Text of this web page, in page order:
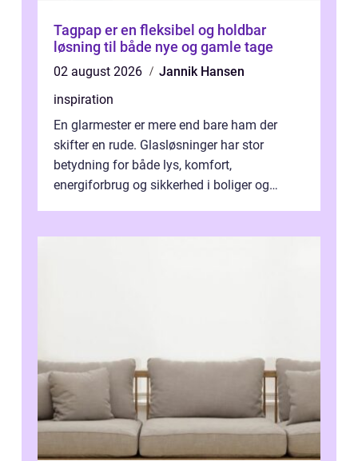
Tagpap er en fleksibel og holdbar
løsning til både nye og gamle tage
02 august 2026
Jannik Hansen
inspiration
En glarmester er mere end bare ham der
skifter en rude. Glasløsninger har stor
betydning for både lys, komfort,
energiforbrug og sikkerhed i boliger og